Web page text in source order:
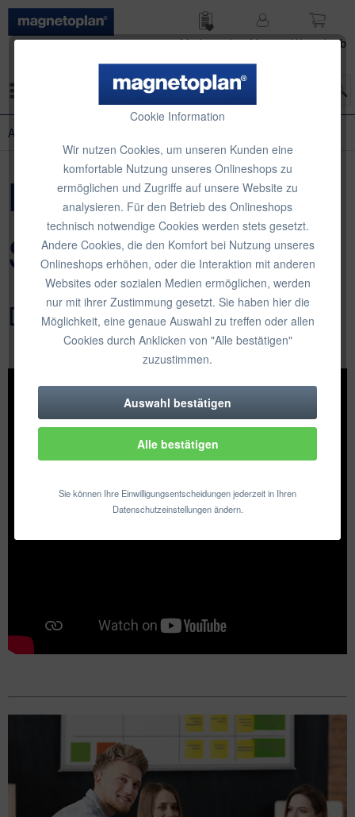
Merk­zettel
Mein
Waren­korb
Cookie Information
Wir nutzen Cookies, um unseren Kunden eine
komfortable Nutzung unseres Onlineshops zu
ermöglichen und Zugriffe auf unsere Website zu
analysieren. Für den Betrieb des Onlineshops
technisch notwendige Cookies werden stets gesetzt.
Andere Cookies, die den Komfort bei Nutzung unseres
Onlineshops erhöhen, oder die Interaktion mit anderen
Websites oder sozialen Medien ermöglichen, werden
nur mit ihrer Zustimmung gesetzt. Sie haben hier die
Möglichkeit, eine genaue Auswahl zu treffen oder allen
Cookies durch Anklicken von "Alle bestätigen"
zuzustimmen.
Technisch erforderlich
Komfortfunktionen
Auswahl bestätigen
Alle bestätigen
Sie können Ihre Einwilligungsentscheidungen jederzeit in Ihren
Datenschutzeinstellungen ändern.
Agiles & kollaboratives Arbeiten
New Work | New
Skills | New Tools
Das magnetoplan Webinar